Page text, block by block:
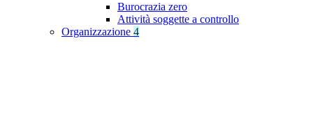
Burocrazia zero
Attività soggette a controllo
Organizzazione 4